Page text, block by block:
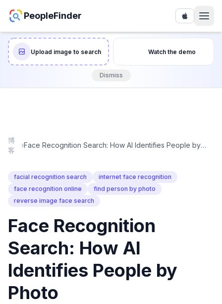
PeopleFinder
Upload image to search Watch the demo
Dismiss
博
客
›Face Recognition Search: How AI Identifies People by
facial recognition search
internet face recognition
face recognition online
find person by photo
reverse image face search
Face Recognition
Search: How AI
Identifies People by
Photo